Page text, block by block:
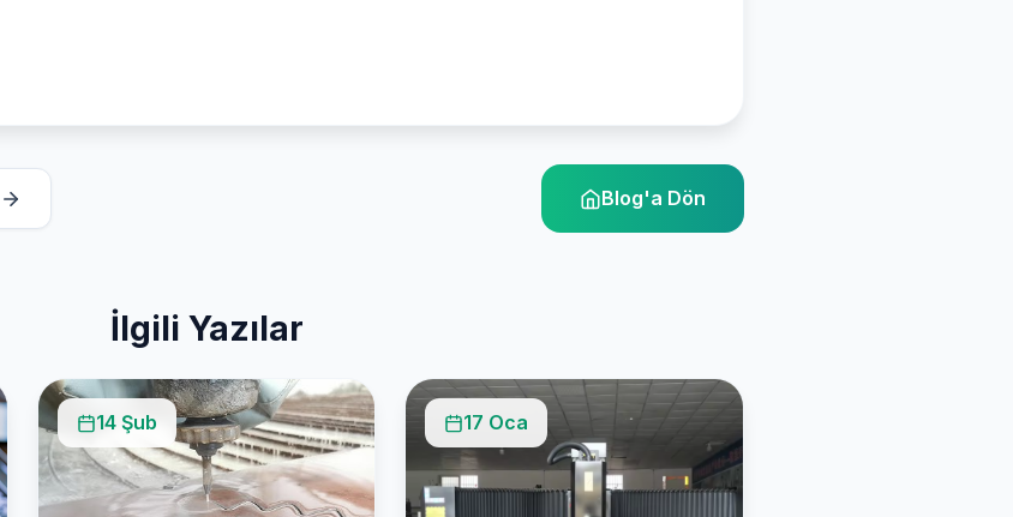
Blog'a Dön
İlgili Yazılar
14 Şub 17 Oca